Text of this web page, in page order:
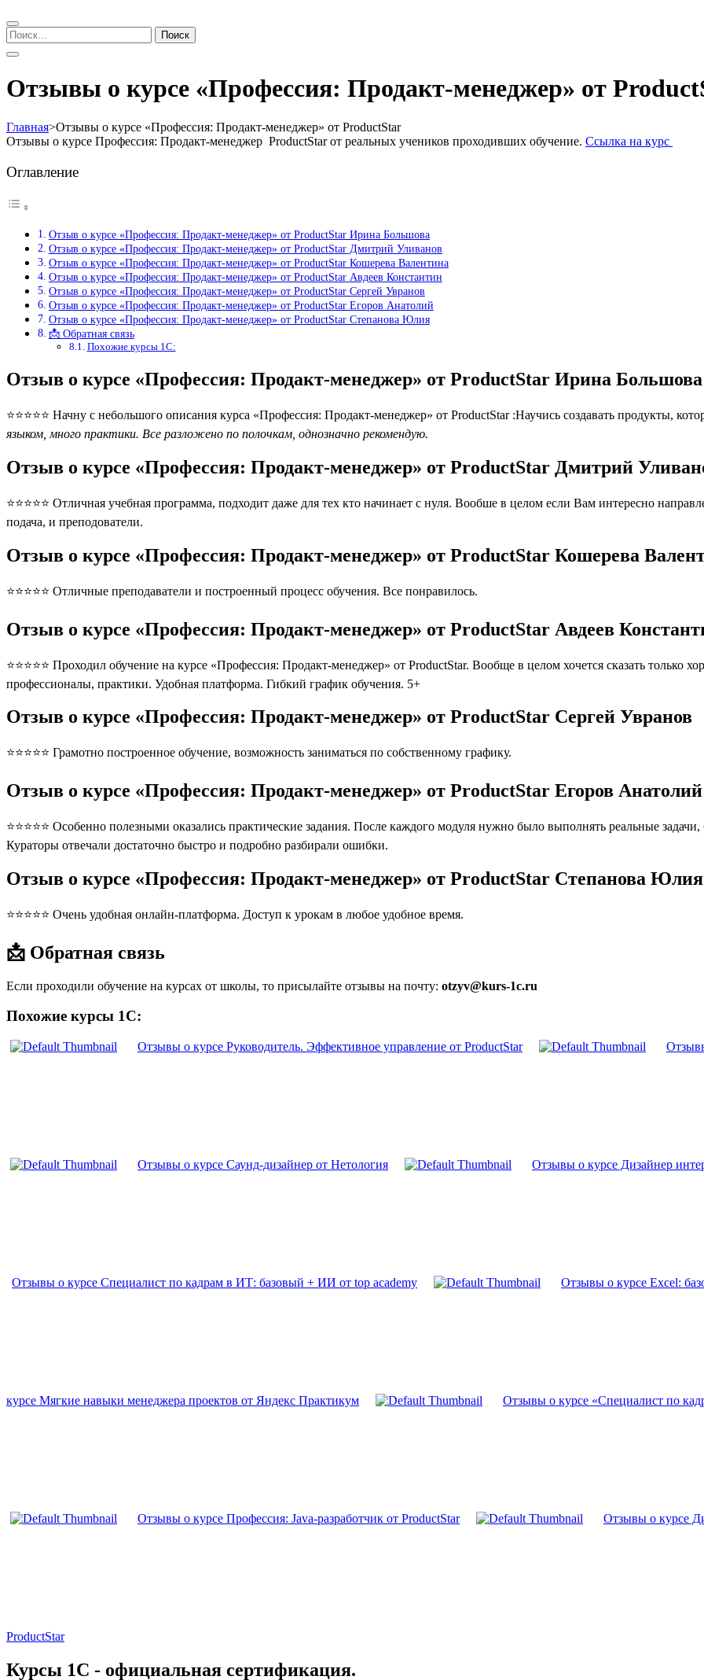
Найти:
Отзывы о курсе «Профессия: Продакт-менеджер» от
Главная>Отзывы о курсе «Профессия: Продакт-менеджер» от ProductStar
Отзывы о курсе Профессия: Продакт-менеджер ProductStar от реальных учеников проходивших обучение. Ссылка на курс
Оглавление
Отзыв о курсе «Профессия: Продакт-менеджер» от ProductStar Ирина Большова
Отзыв о курсе «Профессия: Продакт-менеджер» от ProductStar Дмитрий Уливанов
Отзыв о курсе «Профессия: Продакт-менеджер» от ProductStar Кошерева Валентина
Отзыв о курсе «Профессия: Продакт-менеджер» от ProductStar Авдеев Константин
Отзыв о курсе «Профессия: Продакт-менеджер» от ProductStar Сергей Увранов
Отзыв о курсе «Профессия: Продакт-менеджер» от ProductStar Егоров Анатолий
Отзыв о курсе «Профессия: Продакт-менеджер» от ProductStar Степанова Юлия
📩 Обратная связь
Похожие курсы 1С:
Отзыв о курсе «Профессия: Продакт-менеджер» от ProductStar Ирина Большова
⭐⭐⭐⭐⭐ Начну с небольшого описания курса «Профессия: Продакт-менеджер» от ProductStar :Научись создавать продукты,
языком, много практики. Все разложено по полочкам, однозначно рекомендую.
Отзыв о курсе «Профессия: Продакт-менеджер» от ProductStar Дмитрий
⭐⭐⭐⭐⭐ Отличная учебная программа, подходит даже для тех кто начинает с нуля. Вообше в целом если Вам интересно
подача, и преподователи.
Отзыв о курсе «Профессия: Продакт-менеджер» от ProductStar Кошерева
⭐⭐⭐⭐⭐ Отличные преподаватели и построенный процесс обучения. Все понравилось.
Отзыв о курсе «Профессия: Продакт-менеджер» от ProductStar Авдеев
⭐⭐⭐⭐⭐ Проходил обучение на курсе «Профессия: Продакт-менеджер» от ProductStar. Вообще в целом хочется сказать
профессионалы, практики. Удобная платформа. Гибкий график обучения. 5+
Отзыв о курсе «Профессия: Продакт-менеджер» от ProductStar Сергей Увранов
⭐⭐⭐⭐⭐ Грамотно построенное обучение, возможность заниматься по собственному графику.
Отзыв о курсе «Профессия: Продакт-менеджер» от ProductStar Егоров Анатолий
⭐⭐⭐⭐⭐ Особенно полезными оказались практические задания. После каждого модуля нужно было выполнять реальные задачи,
Кураторы отвечали достаточно быстро и подробно разбирали ошибки.
Отзыв о курсе «Профессия: Продакт-менеджер» от ProductStar Степанова Юлия
⭐⭐⭐⭐⭐ Очень удобная онлайн-платформа. Доступ к урокам в любое удобное время.
📩 Обратная связь
Если проходили обучение на курсах от школы, то присылайте отзывы на почту: otzyv@kurs-1c.ru
Похожие курсы 1С:
Отзывы о курсе Руководитель. Эффективное управление от ProductStar
Отзывы о курсе Cаунд-дизайнер от Нетология Отзывы о курсе Дизайнер
Отзывы о курсе Специалист по кадрам в ИТ: базовый + ИИ от top academy Отзывы о курсе Excel:
курсе Мягкие навыки менеджера проектов от Яндекс Практикум Отзывы о курсе «Специалист по
Отзывы о курсе Профессия: Java-разработчик от ProductStar Отзывы о курсе
ProductStar
Курсы 1С - официальная сертификация.